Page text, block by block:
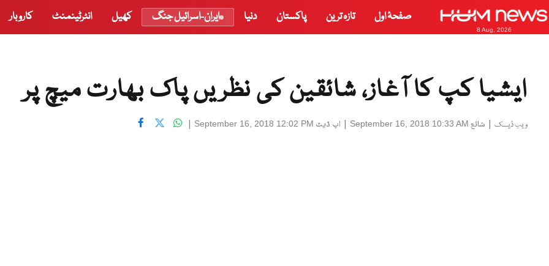
8 Aug, 2026
صفحۂ اول تازہ ترین پاکستان دنیا ایران-اسرائیل جنگ کھیل انٹرٹینمنٹ کاروبار
ایشیا کپ کا آغاز، شائقین کی نظریں پاک بھارت میچ پر
ویب ڈیسک | شائع September 16, 2018 10:33 AM
| اپ ڈیٹ September 16, 2018 12:02 PM
|